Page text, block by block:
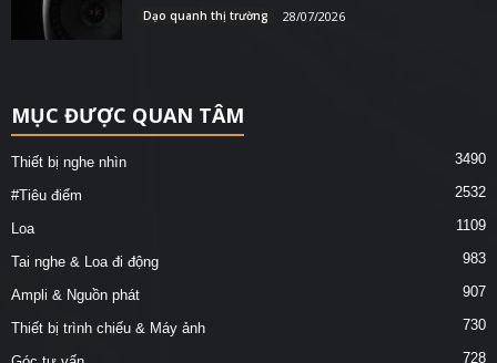
Dạo quanh thị trường 28/07/2026
MỤC ĐƯỢC QUAN TÂM
Thiết bị nghe nhìn 3490
#Tiêu điểm 2532
Loa 1109
Tai nghe & Loa đi động 983
Ampli & Nguồn phát 907
Thiết bị trình chiếu & Máy ảnh 730
728